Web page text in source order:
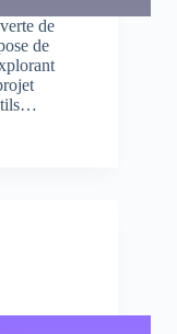
de
de